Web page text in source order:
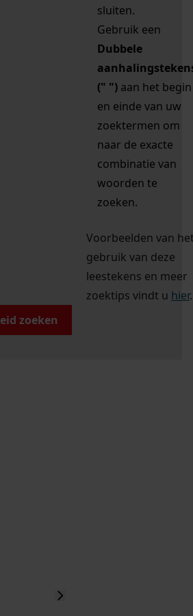
sluiten.
Gebruik een
Dubbele
(" ") aan het begin
en einde van uw
zoektermen om
naar de exacte
combinatie van
woorden te
zoeken.
Voorbeelden van
gebruik van deze
leestekens en meer
zoektips vindt u hier.
zoeken